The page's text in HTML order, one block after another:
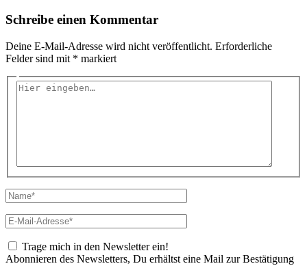
Schreibe einen Kommentar
Deine E-Mail-Adresse wird nicht veröffentlicht. Erforderliche
Felder sind mit * markiert
Hier
Name*
E-
Mail-
Adresse*
Trage mich in den Newsletter ein!
Abonnieren des Newsletters, Du erhältst eine Mail zur Bestätigung